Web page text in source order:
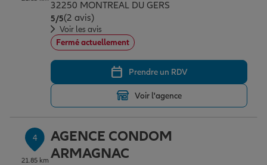
Protection juridique
Retraite
Tous nos devis d'assurance
32250 MONTREAL DU GERS
5/5Note de 5 sur 5
(2 avis)
Voir les avis
Fermé actuellement
Prendre un RDV
Voir l'agence
4
21.85 km
AGENCE CONDOM
ARMAGNAC